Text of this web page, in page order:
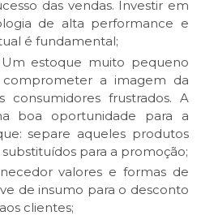
das vendas. Investir em
de alta performance e
é fundamental;
estoque muito pequeno
a imagem da
consumidores frustrados. A
boa oportunidade para a
separe aqueles produtos
para a promoção;
valores e formas de
de insumo para o desconto
clientes;